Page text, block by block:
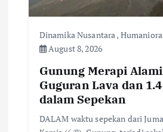
Dinamika Nusantara, Humaniora
August 8, 2026
Gunung Merapi
Guguran Lava dan
dalam Sepekan
DALAM waktu sepekan dari